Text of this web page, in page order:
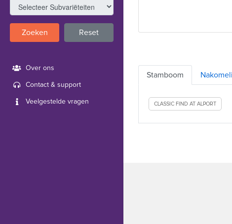
Zoeken Reset
Over ons
Contact & support
Veelgestelde vragen
Stamboom
CLASSIC FIND AT ALPORT